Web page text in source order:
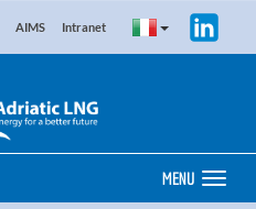
AIMS Intranet
MENU